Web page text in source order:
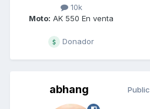
10k
Moto: AK 550 En venta
Donador
abhang